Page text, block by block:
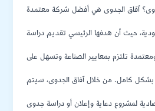
ٱفاق الجدوى هي أفضل شركة معتمدة
حيث أن هدفها الرئيسي تقديم دراسة
تلتزم بمعايير الصناعة وتسهل على
بشكل كامل. من خلال ٱفاق الجدوى، سيتم
لمشروع دعاية وإعلان أو دراسة جدوى